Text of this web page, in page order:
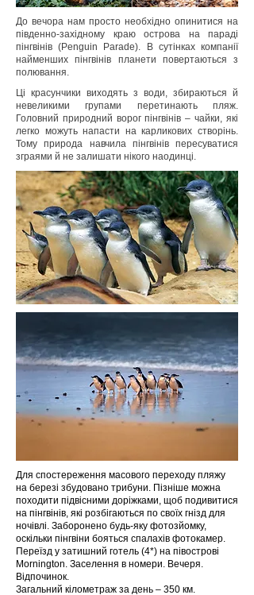
До вечора нам просто необхідно опинитися на
південно-західному краю острова на параді
пінгвінів (Penguin Parade). В сутінках компанії
найменших пінгвінів планети повертаються з
полювання.
Ці красунчики виходять з води, збираються й
невеликими групами перетинають пляж.
Головний природний ворог пінгвінів – чайки, які
легко можуть напасти на карликових створінь.
Тому природа навчила пінгвінів пересуватися
зграями й не залишати нікого наодинці.
Для спостереження масового переходу пляжу
на березі збудовано трибуни. Пізніше можна
походити підвісними доріжками, щоб подивитися
на пінгвінів, які розбігаються по своїх гнізд для
ночівлі. Заборонено будь-яку фотозйомку,
оскільки пінгвіни бояться спалахів фотокамер.
Переїзд у затишний готель (4*) на півострові
Mornington. Заселення в номери. Вечеря.
Відпочинок.
Загальний кілометраж за день – 350 км.